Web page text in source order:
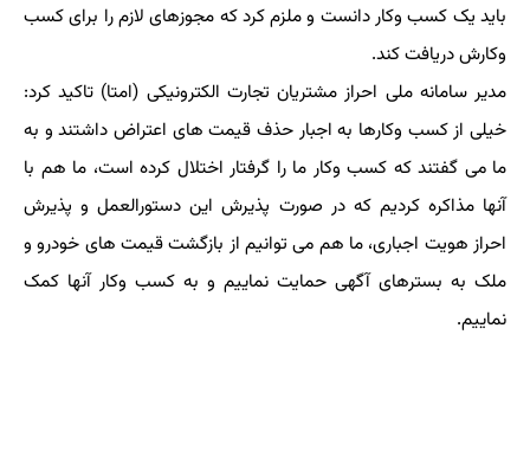
باید یک کسب وکار دانست و ملزم کرد که مجوزهای لازم را برای کسب
وکارش دریافت کند.
مدیر سامانه ملی احراز مشتریان تجارت الکترونیکی (امتا) تاکید کرد:
خیلی از کسب وکارها به اجبار حذف قیمت های اعتراض داشتند و به
ما می گفتند که کسب وکار ما را گرفتار اختلال کرده است، ما هم با
آنها مذاکره کردیم که در صورت پذیرش این دستورالعمل و پذیرش
احراز هویت اجباری، ما هم می توانیم از بازگشت قیمت های خودرو و
ملک به بسترهای آگهی حمایت نماییم و به کسب وکار آنها کمک
نماییم.